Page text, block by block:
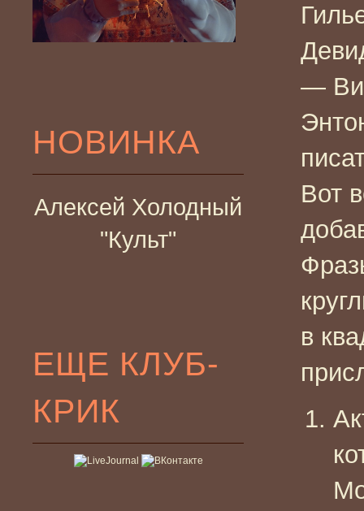
НОВИНКА
Алексей Холодный
"Культ"
ЕЩЕ КЛУБ-
КРИК
—
Вот
в